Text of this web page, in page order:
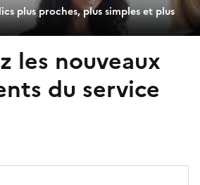
plus proches, plus simples et plus
les nouveaux
du service